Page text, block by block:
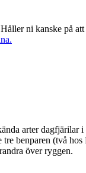
ni kanske på
arter dagfjärilar
benparen (två
över ryggen.